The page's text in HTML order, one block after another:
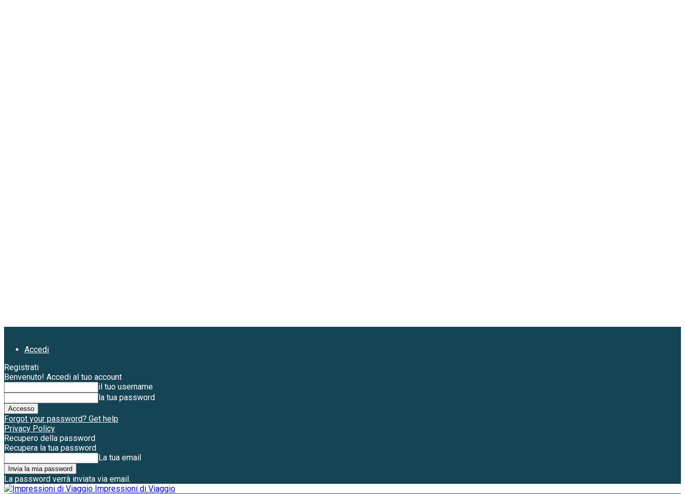
Accedi
Registrati
Benvenuto! Accedi al tuo account
il tuo username
la tua password
Forgot your password? Get help
Privacy Policy
Recupero della password
Recupera la tua password
La tua email
La password verrà inviata via email.
Impressioni di Viaggio